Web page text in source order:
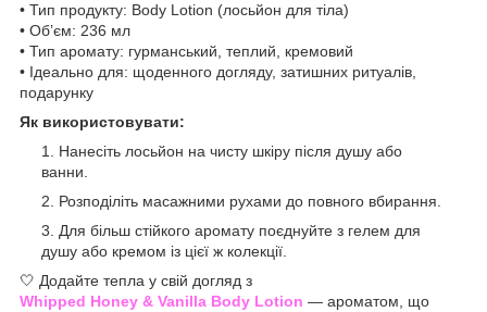
• Тип продукту: Body Lotion (лосьйон для тіла)
• Об’єм: 236 мл
• Тип аромату: гурманський, теплий, кремовий
• Ідеально для: щоденного догляду, затишних ритуалів,
подарунку
Як використовувати:
Нанесіть лосьйон на чисту шкіру після душу або
ванни.
Розподіліть масажними рухами до повного вбирання.
Для більш стійкого аромату поєднуйте з гелем для
душу або кремом із цієї ж колекції.
🤍 Додайте тепла у свій догляд з
Whipped Honey & Vanilla Body Lotion — ароматом, що